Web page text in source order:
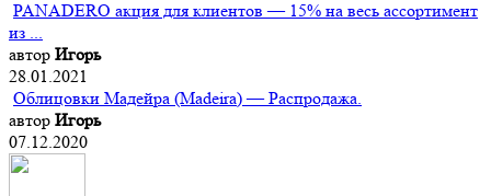
PANADERO акция для клиентов — 15% на весь ассортимент
из ...
автор Игорь
28.01.2021
Облицовки Мадейра (Мadeira) — Распродажа.
автор Игорь
07.12.2020